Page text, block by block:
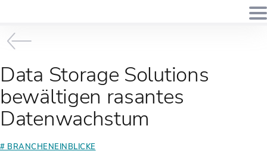
Data Storage Solutions
bewältigen rasantes
Datenwachstum
# BRANCHENEINBLICKE